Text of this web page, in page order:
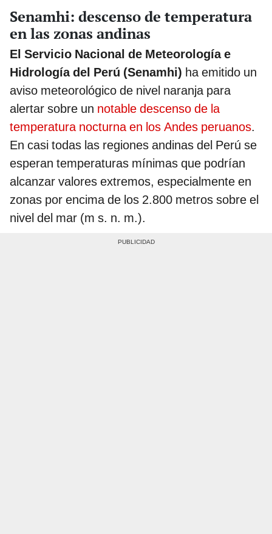
Senamhi: descenso de temperatura
en las zonas andinas
El Servicio Nacional de Meteorología e
Hidrología del Perú (Senamhi) ha emitido un
aviso meteorológico de nivel naranja para
alertar sobre un notable descenso de la
temperatura nocturna en los Andes peruanos.
En casi todas las regiones andinas del Perú se
esperan temperaturas mínimas que podrían
alcanzar valores extremos, especialmente en
zonas por encima de los 2.800 metros sobre el
nivel del mar (m s. n. m.).